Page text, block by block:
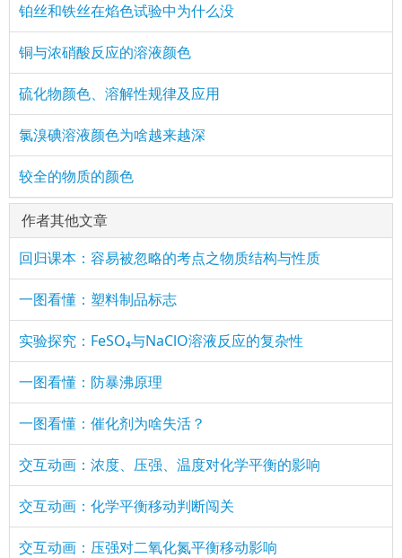
铂丝和铁丝在焰色试验中为什么没
铜与浓硝酸反应的溶液颜色
硫化物颜色、溶解性规律及应用
氯溴碘溶液颜色为啥越来越深
较全的物质的颜色
作者其他文章
回归课本：容易被忽略的考点之物质结构与性质
一图看懂：塑料制品标志
实验探究：FeSO₄与NaClO溶液反应的复杂性
一图看懂：防暴沸原理
一图看懂：催化剂为啥失活？
交互动画：浓度、压强、温度对化学平衡的影响
交互动画：化学平衡移动判断闯关
交互动画：压强对二氧化氮平衡移动影响